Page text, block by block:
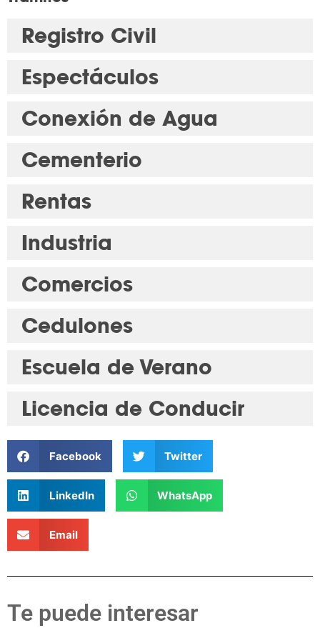
Registro Civil
Espectáculos
Conexión de Agua
Cementerio
Rentas
Industria
Comercios
Cedulones
Escuela de Verano
Licencia de Conducir
Facebook Twitter
LinkedIn WhatsApp
Email
Te puede interesar